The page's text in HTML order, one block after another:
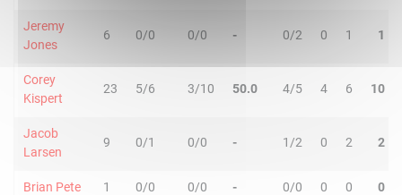
Jeremy
Jones
6 0/0 0/0 - 0/2 0 1 1
Corey
Kispert
23 5/6 3/10 50.0 4/5 4 6 10
Jacob
Larsen
9 0/1 0/0 - 1/2 0 2 2
Brian Pete 1 0/0 0/0 - 0/0 0 0 0